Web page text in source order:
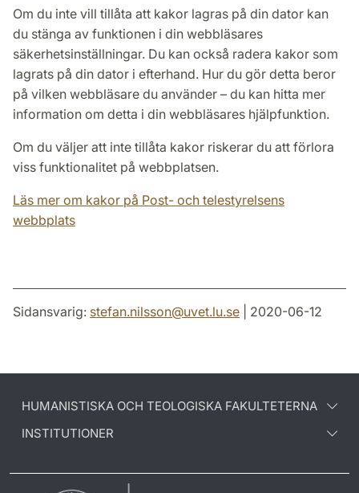
Om du inte vill tillåta att kakor lagras på din dator kan
du stänga av funktionen i din webbläsares
säkerhetsinställningar. Du kan också radera kakor som
lagrats på din dator i efterhand. Hur du gör detta beror
på vilken webbläsare du använder – du kan hitta mer
information om detta i din webbläsares hjälpfunktion.
Om du väljer att inte tillåta kakor riskerar du att förlora
viss funktionalitet på webbplatsen.
Läs mer om kakor på Post- och telestyrelsens
webbplats
Sidansvarig: stefan.nilsson@uvet.lu.se | 2020-06-12
HUMANISTISKA OCH TEOLOGISKA FAKULTETERNA
INSTITUTIONER